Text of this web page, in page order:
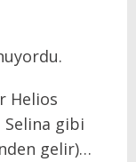
Helios
Selina gibi
gelir)…